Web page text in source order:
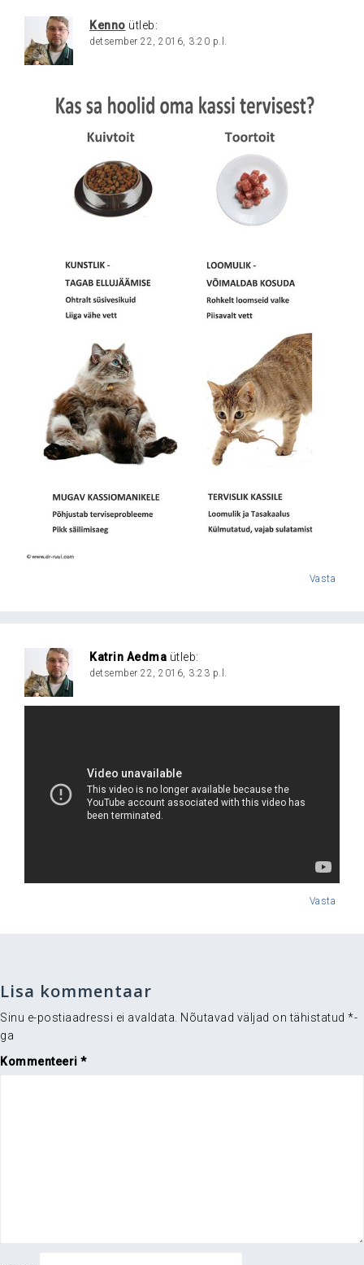
Kenno ütleb:
detsember 22, 2016, 3:20 p.l.
Vasta
Katrin Aedma ütleb:
detsember 22, 2016, 3:23 p.l.
Vasta
Lisa kommentaar
Sinu e-postiaadressi ei avaldata. Nõutavad väljad on tähistatud *-
ga
Kommenteeri *